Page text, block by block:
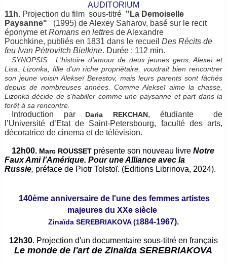
AUDITORIUM
11h. Projection du film sous-titré "La Demoiselle
Paysanne" (1995) de Alexey Saharov, basé sur le recit
éponyme etRomans en lettresde Alexandre
Pouchkine, publiés en 1831 dans le recueil Des Récits de
feu Ivan Pétrovitch Bielkine. Durée : 112 min.
SYNOPSIS : L'histoire d'amour de deux jeunes gens, Alexeï et
Lisa. Lizonka, fille d’un riche propriétaire, voudrait bien rencontrer
son jeune voisin Alekseï Berestov, mais leurs parents sont fâchés
depuis de nombreuses années. Comme Alekseï aime la chasse,
Lizonka décide de s’habiller comme une paysanne et part dans la
forêt à sa rencontre.
Introduction par Daria REKCHAN, étudiante de
l’Université d’Etat de Saint-Petersbourg, faculté des arts,
décoratrice de cinema et de télévision.
12h00. Marc ROUSSET présente son nouveau livreNotre
Faux Ami l’Amérique. Pour une Alliance avec la
Russie, préface de Piotr Tolstoï. (Editions Librinova, 2024).
140ème anniversairede l'une des femmes artistes
majeures du XXe siècle
Zinaïda SEREBRIAKOVA (1884-1967).
12h30. Projection d'un documentaire sous-titré en français
Le monde de l'art de Zinaïda SEREBRIAKOVA